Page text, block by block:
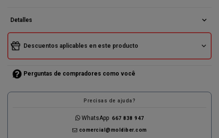
Detalles expand_more
Descuentos aplicables en este producto expand_more
Perguntas de compradores como você
Precisas de ajuda?
WhatsApp 667 838 947
comercial@moldiber.com